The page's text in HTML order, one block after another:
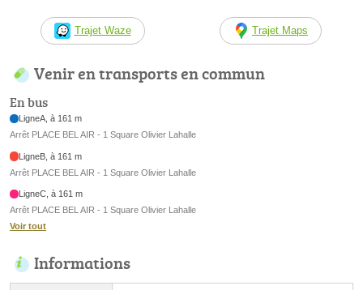
Trajet Waze Trajet Maps
Venir en transports en commun
En bus
LigneA, à 161 m
Arrêt PLACE BEL AIR - 1 Square Olivier Lahalle
LigneB, à 161 m
Arrêt PLACE BEL AIR - 1 Square Olivier Lahalle
LigneC, à 161 m
Arrêt PLACE BEL AIR - 1 Square Olivier Lahalle
Voir tout
Informations